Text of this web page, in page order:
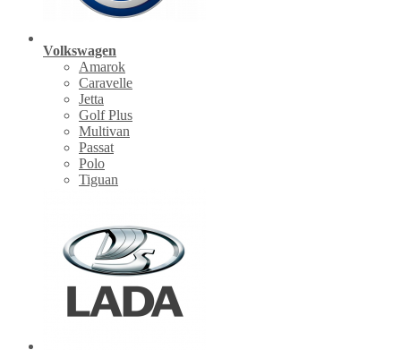
Volkswagen
Amarok
Caravelle
Jetta
Golf Plus
Multivan
Passat
Polo
Tiguan